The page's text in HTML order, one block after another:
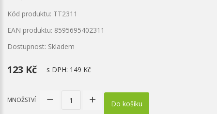
Kód produktu: TT2311
EAN produktu: 8595695402311
Dostupnost: Skladem
123 Kč s DPH: 149 Kč
MNOŽSTVÍ Do košíku